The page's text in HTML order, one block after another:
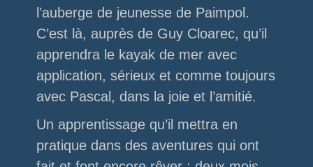
l’auberge de jeunesse de Paimpol.
C’est là, auprès de Guy Cloarec, qu’il
apprendra le kayak de mer avec
application, sérieux et comme toujours
avec Pascal, dans la joie et l’amitié.
Un apprentissage qu’il mettra en
pratique dans des aventures qui ont